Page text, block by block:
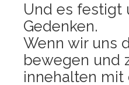
Und es fes­tigt
Geden­ken.
Wenn wir uns
bewe­gen und
inne­hal­ten mit